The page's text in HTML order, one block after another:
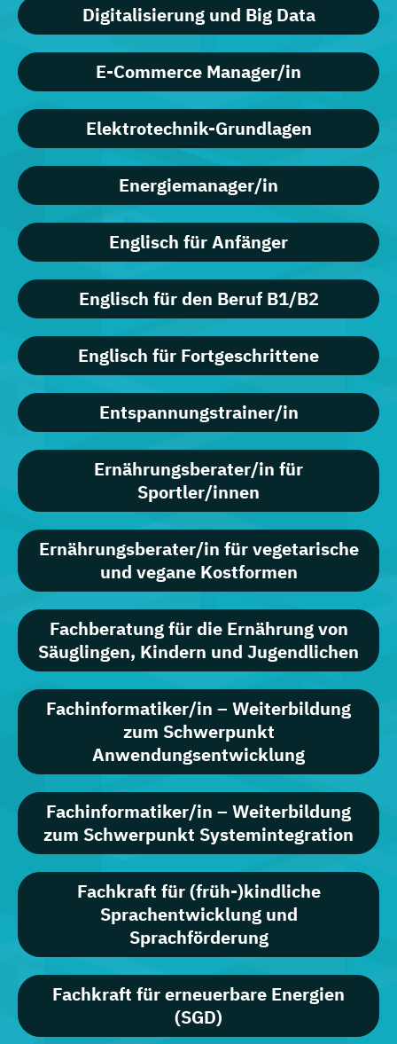
Digitalisierung und Big Data
E-Commerce Manager/in
Elektrotechnik-Grundlagen
Energiemanager/in
Englisch für Anfänger
Englisch für den Beruf B1/B2
Englisch für Fortgeschrittene
Entspannungstrainer/in
Ernährungsberater/in für
Sportler/innen
Ernährungsberater/in für vegetarische
und vegane Kostformen
Fachberatung für die Ernährung von
Säuglingen, Kindern und Jugendlichen
Fachinformatiker/in – Weiterbildung
zum Schwerpunkt
Anwendungsentwicklung
Fachinformatiker/in – Weiterbildung
zum Schwerpunkt Systemintegration
Fachkraft für (früh-)kindliche
Sprachentwicklung und
Sprachförderung
Fachkraft für erneuerbare Energien
(SGD)